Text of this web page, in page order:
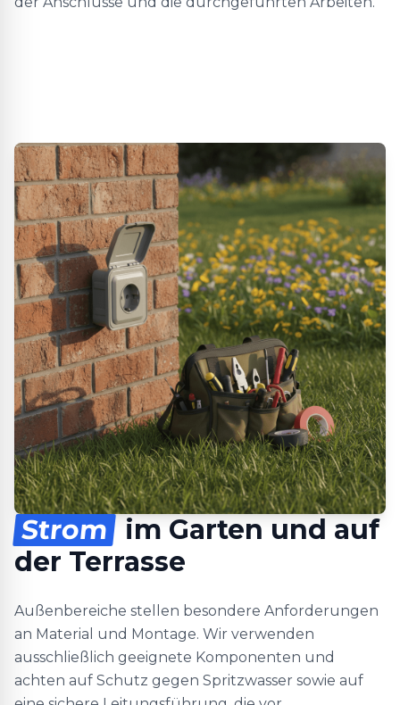
Strom
im Garten und auf
der Terrasse
Außenbereiche stellen besondere Anforderungen
an Material und Montage. Wir verwenden
ausschließlich geeignete Komponenten und
achten auf Schutz gegen Spritzwasser sowie auf